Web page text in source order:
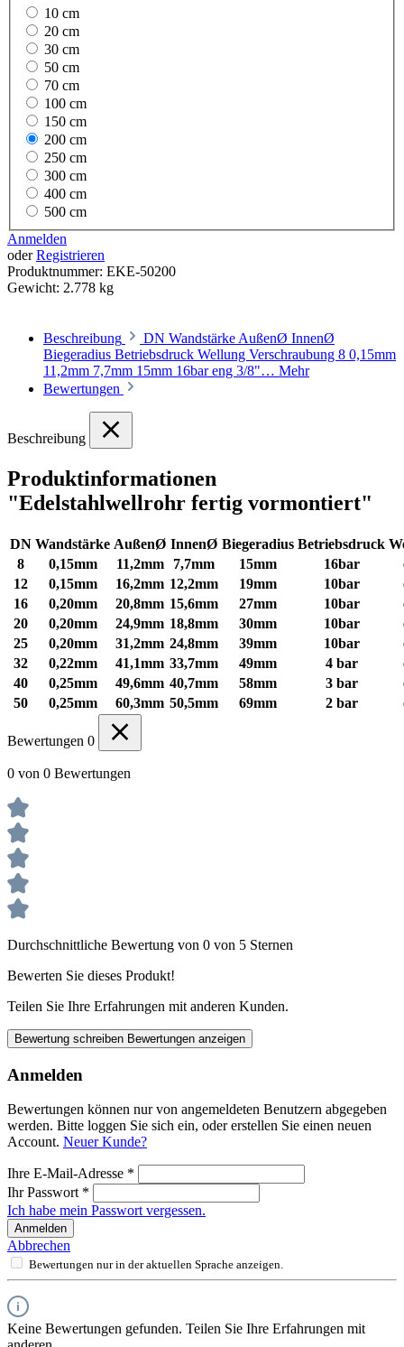
10 cm
20 cm
30 cm
50 cm
70 cm
100 cm
150 cm
200 cm
250 cm
300 cm
400 cm
500 cm
Anmelden
oderRegistrieren
Produktnummer: EKE-50200
Gewicht: 2.778 kg
Beschreibung
DN Wandstärke AußenØ InnenØ
Biegeradius Betriebsdruck Wellung Verschraubung 8 0,15mm
11,2mm 7,7mm 15mm 16bar eng 3/8"… Mehr
Bewertungen
Beschreibung
Produktinformationen
"Edelstahlwellrohr fertig vormontiert"
DN Wandstärke AußenØ InnenØ Biegeradius Betriebsdruck
8
0,15mm 11,2mm 7,7mm 15mm 16bar
12
0,15mm 16,2mm 12,2mm 19mm 10bar
16
0,20mm 20,8mm 15,6mm 27mm 10bar
20
0,20mm 24,9mm 18,8mm 30mm 10bar
25
0,20mm 31,2mm 24,8mm 39mm 10bar
32
0,22mm 41,1mm 33,7mm 49mm 4 bar
40
0,25mm 49,6mm 40,7mm 58mm 3 bar
50
0,25mm 60,3mm 50,5mm 69mm 2 bar
Bewertungen 0
0 von 0 Bewertungen
Durchschnittliche Bewertung von 0 von 5 Sternen
Bewerten Sie dieses Produkt!
Teilen Sie Ihre Erfahrungen mit anderen Kunden.
Bewertung schreiben Bewertungen anzeigen
Anmelden
Bewertungen können nur von angemeldeten Benutzern abgegeben
werden. Bitte loggen Sie sich ein, oder erstellen Sie einen neuen
Account. Neuer Kunde?
Ihre E-Mail-Adresse *
Ihr Passwort *
Ich habe mein Passwort vergessen.
Anmelden
Abbrechen
Bewertungen nur in der aktuellen Sprache anzeigen.
Keine Bewertungen gefunden. Teilen Sie Ihre Erfahrungen mit